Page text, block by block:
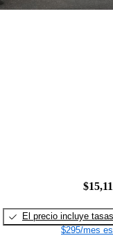
El precio incluye tasas
$295/mes